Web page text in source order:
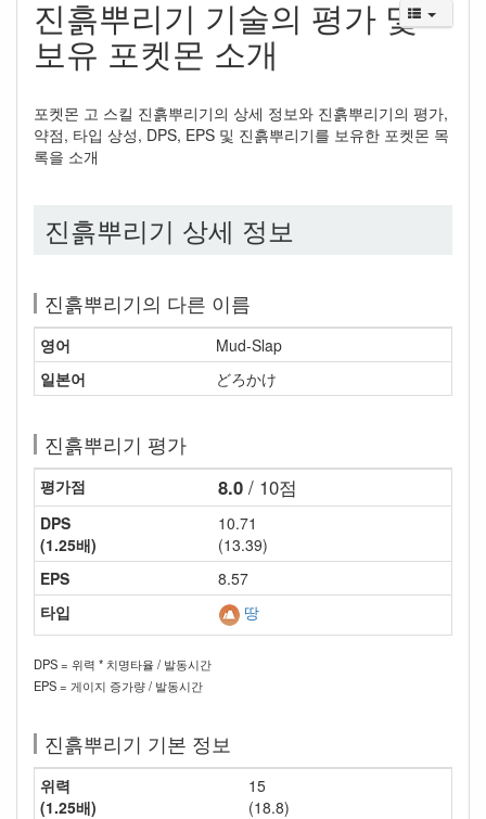
진흙뿌리기 기술의 평가 및
보유 포켓몬 소개
포켓몬 고 스킬 진흙뿌리기의 상세 정보와 진흙뿌리기의 평가,
약점, 타입 상성, DPS, EPS 및 진흙뿌리기를 보유한 포켓몬 목
록을 소개
진흙뿌리기 상세 정보
진흙뿌리기의 다른 이름
영어
Mud-Slap
일본어
どろかけ
진흙뿌리기 평가
평가점 8.0 / 10점
DPS
(1.25배)
10.71
(13.39)
EPS
8.57
타입
땅
DPS = 위력 * 치명타율 / 발동시간
EPS = 게이지 증가량 / 발동시간
진흙뿌리기 기본 정보
위력
(1.25배)
15
(18.8)